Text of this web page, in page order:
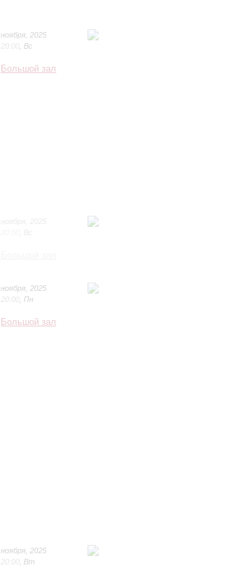
ноября 2025
20:00 Вс
Большой зал
ноября 2025
20:00 Пн
Большой зал
ноября 2025
20:00 Вт